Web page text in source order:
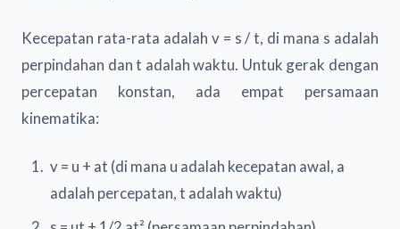
Kecepatan rata-rata adalah v = s / t, di mana s adalah
perpindahan dan t adalah waktu. Untuk gerak dengan
percepatan konstan, ada empat persamaan
kinematika:
v = u + at (di mana u adalah kecepatan awal, a
adalah percepatan, t adalah waktu)